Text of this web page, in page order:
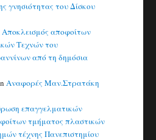
γνησιότητας του Δίσκου
Αποκλεισμός αποφοίτων
Τεχνών του
από τη δημόσια
Αναφορές Μαν.Στρατάκη
επαγγελματικών
τμήματος πλαστικών
τέχνης Πανεπιστημίου